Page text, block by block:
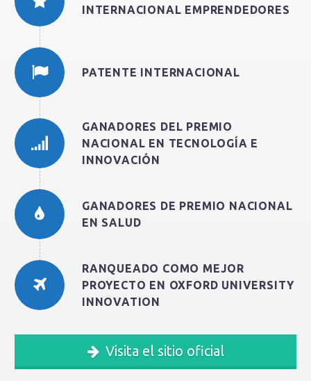
INTERNACIONAL EMPRENDEDORES
PATENTE INTERNACIONAL
GANADORES DEL PREMIO
NACIONAL EN TECNOLOGÍA E
INNOVACIÓN
GANADORES DE PREMIO NACIONAL
EN SALUD
RANQUEADO COMO MEJOR
PROYECTO EN OXFORD UNIVERSITY
INNOVATION
Visita el sitio oficial